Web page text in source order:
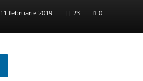
11 februarie 2019 23 0